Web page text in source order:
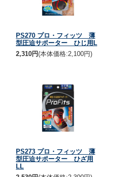
PS270 プロ・フィッツ 薄
型圧迫サポーター ひじ用L
2,310円(本体価格:2,100円)
PS273 プロ・フィッツ 薄
型圧迫サポーター ひざ用
LL